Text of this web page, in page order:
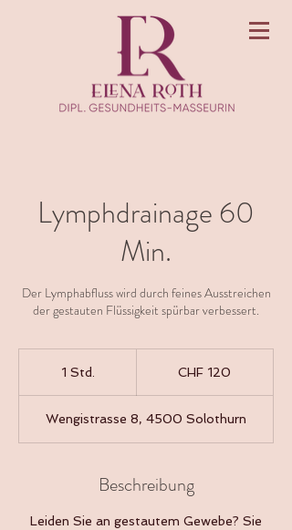
Lymphdrainage 60
Min.
Der Lymphabfluss wird durch feines Ausstreichen
der gestauten Flüssigkeit spürbar verbessert.
1 Std.
d
CHF 120
Wengistrasse 8, 4500 Solothurn
Beschreibung
Leiden Sie an gestautem Gewebe? Sie